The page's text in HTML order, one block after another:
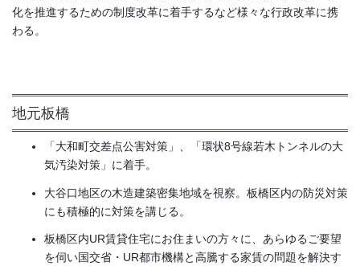
化を推進するための制度改革に着手するなど様々な行政改革に携
わる。
地元板橋
「大和町交差点公害対策」、「環状8号線若木トンネルの大
気汚染対策」に着手。
大谷口地区の木造建築密集地域を視察。板橋区内の防災対策
にも積極的に対策を講じる。
板橋区内UR賃貸住宅にお住まいの方々に、あらゆるご要望
を伺い国交省・UR都市機構と高騰する家賃の問題を解決す